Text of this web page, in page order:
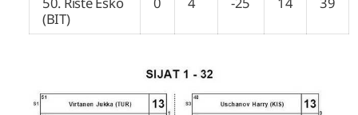
(BIT)